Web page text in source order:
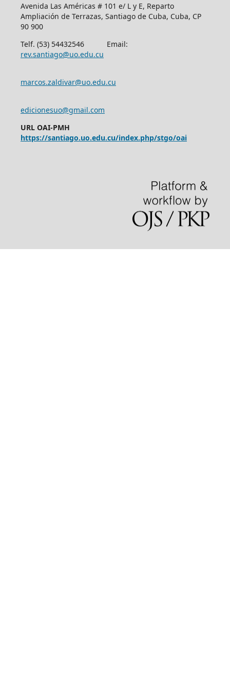
Avenida Las Américas # 101 e/ L y E, Reparto
Ampliación de Terrazas, Santiago de Cuba, Cuba, CP
90 900
Telf. (53) 54432546 Email:
rev.santiago@uo.edu.cu
marcos.zaldivar@uo.edu.cu
edicionesuo@gmail.com
URL OAI-PMH
https://santiago.uo.edu.cu/index.php/stgo/oai